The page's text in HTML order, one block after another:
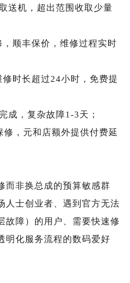
送机，超出范围收取少量
顺丰保价，维修过程实时
时长超过24小时，免费提
成，复杂故障1-3天；
，元和店额外提供付费延
而非换总成的预算敏感群
人士创业者、遇到官方无法
故障）的用户、需要快速修
明化服务流程的数码爱好